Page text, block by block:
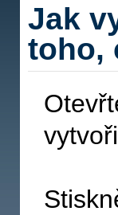
Jak
toho,